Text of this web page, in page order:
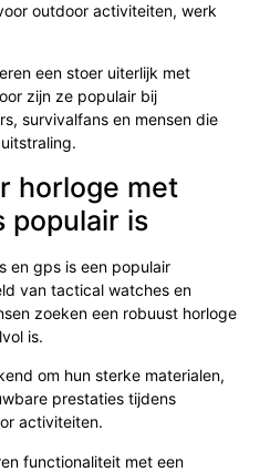
outdoor activiteiten, werk
een stoer uiterlijk met
zijn ze populair bij
survivalfans en mensen die
horloge met
populair is
en gps is een populair
van tactical watches en
zoeken een robuust horloge
is.
om hun sterke materialen,
prestaties tijdens
activiteiten.
functionaliteit met een